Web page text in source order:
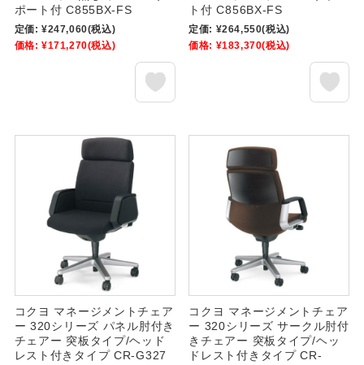
ポート付 C855BX-FS
定価: ¥247,060(税込)
価格: ¥171,270(税込)
ト付 C856BX-FS
定価: ¥264,550(税込)
価格: ¥183,370(税込)
コクヨ マネージメントチェア
ー 320シリーズ パネル肘付き
チェアー 突板タイプ/ヘッド
レスト付きタイプ CR-G327
コクヨ マネージメントチェア
ー 320シリーズ サークル肘付
きチェアー 突板タイプ/ヘッ
ドレスト付きタイプ CR-